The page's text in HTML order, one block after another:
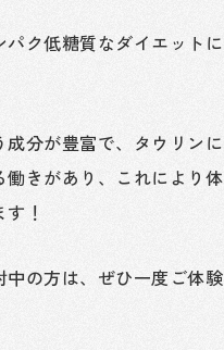
ク低糖質なダイエットに
分が豊富で、タウリンに
きがあり、これにより体
！
の方は、ぜひ一度ご体験